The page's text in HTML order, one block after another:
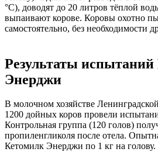
°C), доводят до 20 литров тёплой
выпаивают корове. Коровы охотно
самостоятельно, без необходимости
Результаты
Энерджи
В молочном хозяйстве
1200 дойных коров провели
Контрольная группа (120 голов)
пропиленгликоля после отела.
Кетомилк Энерджи по 1 кг на голову.